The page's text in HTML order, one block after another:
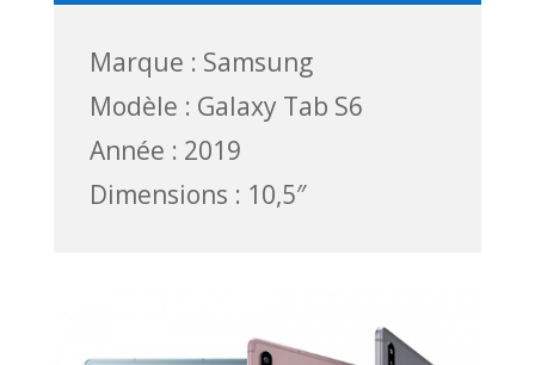
Marque : Samsung
Modèle : Galaxy Tab S6
Année : 2019
Dimensions : 10,5″